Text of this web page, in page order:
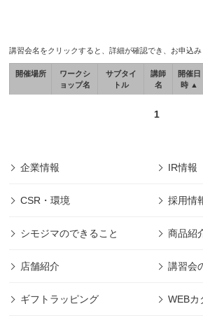
講習会名をクリックすると、詳細が確認でき、お申込み
開催場所
ワークシ
ョップ名
サブタイ
トル
講師
名
開催日
時 ▲
1
企業情報 IR情報
CSR・環境 採用情
シモジマのできること 商品紹
店舗紹介 講習会
ギフトラッピング WEBカ